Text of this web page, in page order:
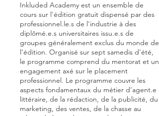
Inkluded Academy est un ensemble de
cours sur l'édition gratuit dispensé par des
professionnel.le.s de l'industrie à des
diplômé.e.s universitaires issu.e.s de
groupes généralement exclus du monde de
l’édition. Organisé sur sept samedis d'été,
le programme comprend du mentorat et un
engagement axé sur le placement
professionnel. Le programme couvre les
aspects fondamentaux du métier d’agent.e
littéraire, de la rédaction, de la publicité, du
marketing, des ventes, de la chasse au